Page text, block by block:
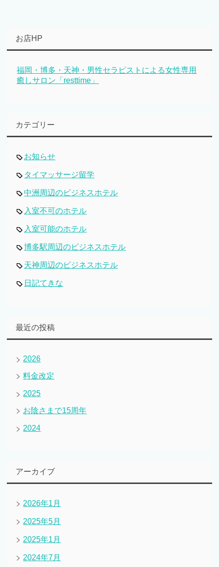
お店HP
福岡・博多・天神・男性セラピストによる女性専用
癒しサロン「resttime」
カテゴリー
お知らせ
タイマッサージ留学
中洲周辺のビジネスホテル
入室不可のホテル
入室可能のホテル
博多駅周辺のビジネスホテル
天神周辺のビジネスホテル
日記てきな
最近の投稿
2026
料金改定
2025
お陰さまで15周年
2024
アーカイブ
2026年1月
2025年5月
2025年1月
2024年7月